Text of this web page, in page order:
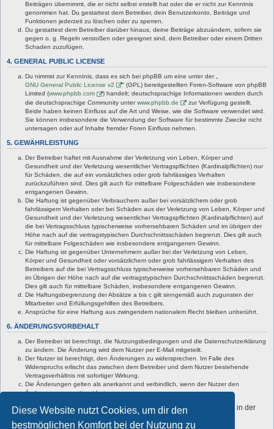
Diese Website nutzt Cookies, um dir den
bestmöglichen Komfort bei der Nutzung zu
Beiträgen übernimmt, die er nicht selbst erstellt hat oder die er nicht zur Kenntnis
genommen hat. Du gestattest dem Betreiber, dein Benutzerkonto, Beiträge und
Funktionen jederzeit zu löschen oder zu sperren.
Du gestattest dem Betreiber darüber hinaus, deine Beiträge abzuändern, sofern sie
gegen o. g. Regeln verstoßen oder geeignet sind, dem Betreiber oder einem Dritten
Schaden zuzufügen.
4. GENERAL PUBLIC LICENSE
Du nimmst zur Kenntnis, dass es sich bei phpBB um eine unter der „
GNU General Public License v2
“ (GPL) bereitgestellten Foren-Software von phpBB
Limited (www.phpbb.com
) handelt; deutschsprachige Informationen werden durch
die deutschsprachige Community unterwww.phpbb.de
zur Verfügung gestellt.
Beide haben keinen Einfluss auf die Art und Weise, wie die Software verwendet wird.
Sie können insbesondere die Verwendung der Software für bestimmte Zwecke nicht
untersagen oder auf Inhalte fremder Foren Einfluss nehmen.
5. GEWÄHRLEISTUNG
Der Betreiber haftet mit Ausnahme der Verletzung von Leben, Körper und
Gesundheit und der Verletzung wesentlicher Vertragspflichten (Kardinalpflichten) nur
für Schäden, die auf ein vorsätzliches oder grob fahrlässiges Verhalten
zurückzuführen sind. Dies gilt auch für mittelbare Folgeschäden wie insbesondere
entgangenen Gewinn.
Die Haftung ist gegenüber Verbrauchern außer bei vorsätzlichem oder grob
fahrlässigem Verhalten oder bei Schäden aus der Verletzung von Leben, Körper und
Gesundheit und der Verletzung wesentlicher Vertragspflichten (Kardinalpflichten) auf
die bei Vertragsschluss typischerweise vorhersehbaren Schäden und im übrigen der
Höhe nach auf die vertragstypischen Durchschnittsschäden begrenzt. Dies gilt auch
für mittelbare Folgeschäden wie insbesondere entgangenen Gewinn.
Die Haftung ist gegenüber Unternehmern außer bei der Verletzung von Leben,
Körper und Gesundheit oder vorsätzlichem oder grob fahrlässigem Verhalten des
Betreibers auf die bei Vertragsschluss typischerweise vorhersehbaren Schäden und
im Übrigen der Höhe nach auf die vertragstypischen Durchschnittsschäden begrenzt.
Dies gilt auch für mittelbare Schäden, insbesondere entgangenen Gewinn.
Die Haftungsbegrenzung der Absätze a bis c gilt sinngemäß auch zugunsten der
Mitarbeiter und Erfüllungsgehilfen des Betreibers.
Ansprüche für eine Haftung aus zwingendem nationalem Recht bleiben unberührt.
6. ÄNDERUNGSVORBEHALT
Der Betreiber ist berechtigt, die Nutzungsbedingungen und die Datenschutzerklärung
zu ändern. Die Änderung wird dem Nutzer per E-Mail mitgeteilt.
Der Nutzer ist berechtigt, den Änderungen zu widersprechen. Im Falle des
Widerspruchs erlischt das zwischen dem Betreiber und dem Nutzer bestehende
Vertragsverhältnis mit sofortiger Wirkung.
Die Änderungen gelten als anerkannt und verbindlich, wenn der Nutzer den
Änderungen zugestimmt hat.
Informationen über den Umgang mit deinen persönlichen Daten sind in der